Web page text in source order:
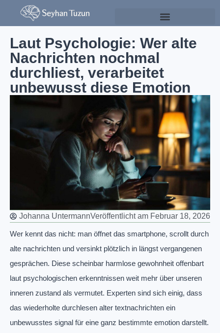
Laut Psychologie: Wer alte
Nachrichten nochmal
durchliest, verarbeitet
unbewusst diese Emotion
Johanna UntermannVeröffentlicht am Februar 18, 2026
Wer kennt das nicht: man öffnet das smartphone, scrollt durch
alte nachrichten und versinkt plötzlich in längst vergangenen
gesprächen. Diese scheinbar harmlose gewohnheit offenbart
laut psychologischen erkenntnissen weit mehr über unseren
inneren zustand als vermutet. Experten sind sich einig, dass
das wiederholte durchlesen alter textnachrichten ein
unbewusstes signal für eine ganz bestimmte emotion darstellt.